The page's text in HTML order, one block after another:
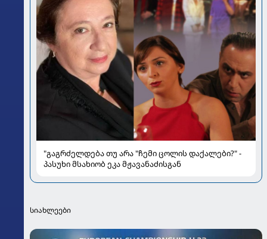
"გაგრძელდება თუ არა "ჩემი ცოლის დაქალები?" -
პასუხი მსახიობ ეკა მჟავანაძისგან
სიახლეები